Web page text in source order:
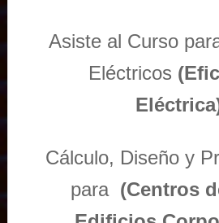
Asiste al Curso
Eléctricos
Cálculo, Diseño y
para (Centros